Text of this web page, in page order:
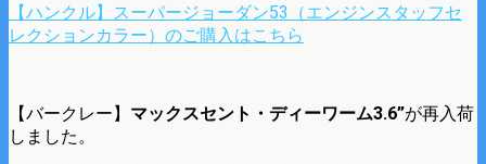
【ハンクル】スーパージョーダン53（エンジンスタッフセ
レクションカラー）のご購入はこちら
【バークレー】 マックスセント・ディーワーム3.6”が再入荷
しました。